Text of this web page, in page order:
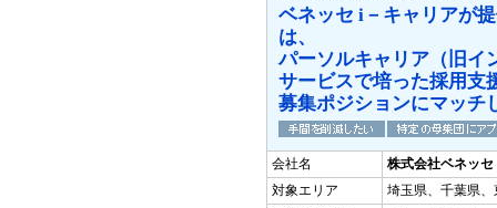
ベネッセ i－キャリアが
は、
パーソルキャリア（旧イ
サービスで培った採用支
募集ポジションにマッチ
会社名
株式会社ベネッ
対象エリア
埼玉県、千葉県